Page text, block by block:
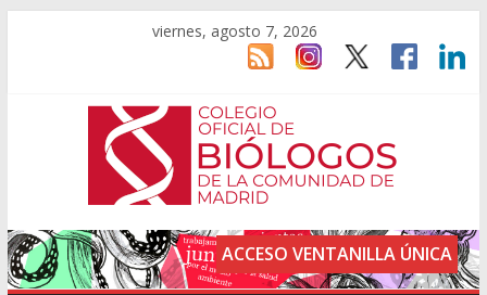
viernes, agosto 7, 2026
ACCESO VENTANILLA ÚNICA